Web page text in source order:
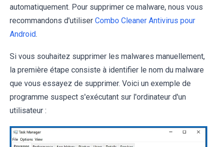
automatiquement. Pour supprimer ce malware, nous vous
recommandons d'utiliser Combo Cleaner Antivirus pour
Android.
Si vous souhaitez supprimer les malwares manuellement,
la première étape consiste à identifier le nom du malware
que vous essayez de supprimer. Voici un exemple de
programme suspect s'exécutant sur l'ordinateur d'un
utilisateur :